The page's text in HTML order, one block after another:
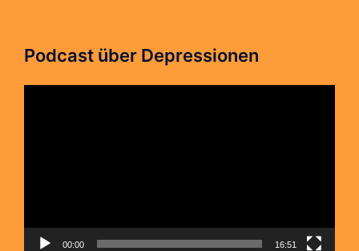
Podcast über Depressionen
00:00 16:51